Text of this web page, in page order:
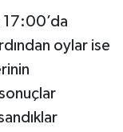
17:00’da
oylar ise